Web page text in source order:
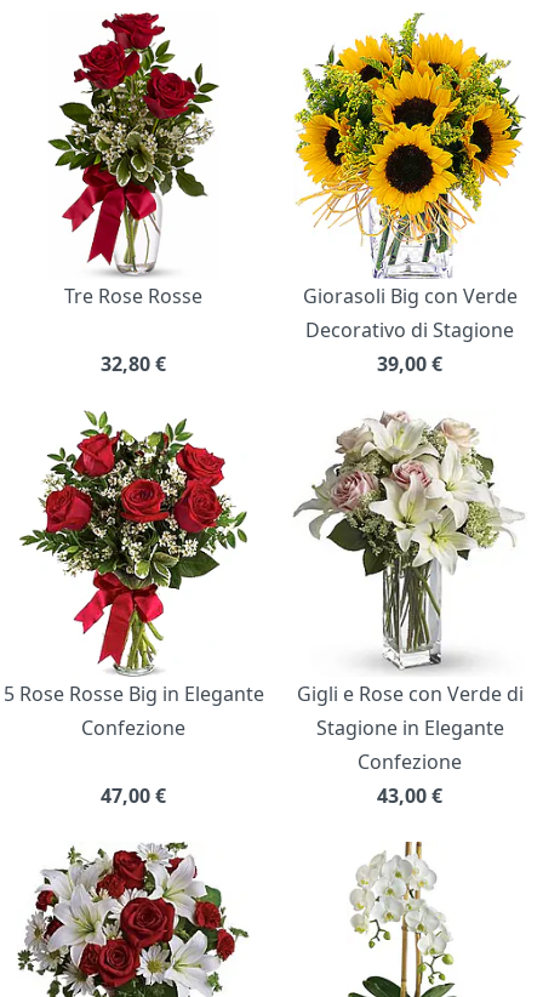
Bouquet di fiori
Tre Rose Rosse
32,80€
Giorasoli Big con Verde
Decorativo di Stagione
39,00€
5 Rose Rosse Big in Elegante
Confezione
47,00€
Gigli e Rose con Verde di
Stagione in Elegante
Confezione
43,00€